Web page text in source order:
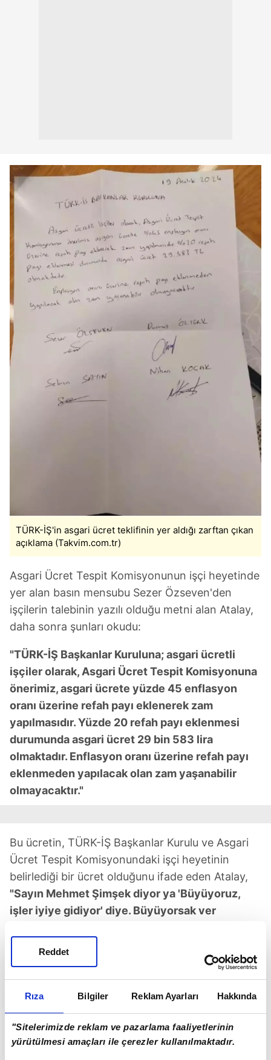
Rıza Bilgiler Reklam Ayarları Hakkında
"Sitelerimizde reklam ve pazarlama faaliyetlerinin
yürütülmesi amaçları ile çerezler kullanılmaktadır.
Reddet
TÜRK-İŞ'in asgari ücret teklifinin yer aldığı zarftan çıkan
açıklama (Takvim.com.tr)
Asgari Ücret Tespit Komisyonunun işçi heyetinde
yer alan basın mensubu Sezer Özseven'den
işçilerin talebinin yazılı olduğu metni alan Atalay,
daha sonra şunları okudu:
"TÜRK-İŞ Başkanlar Kuruluna; asgari ücretli
işçiler olarak, Asgari Ücret Tespit Komisyonuna
önerimiz, asgari ücrete yüzde 45 enflasyon
oranı üzerine refah payı eklenerek zam
yapılmasıdır. Yüzde 20 refah payı eklenmesi
durumunda asgari ücret 29 bin 583 lira
olmaktadır. Enflasyon oranı üzerine refah payı
eklenmeden yapılacak olan zam yaşanabilir
olmayacaktır."
Bu ücretin, TÜRK-İŞ Başkanlar Kurulu ve Asgari
Ücret Tespit Komisyonundaki işçi heyetinin
belirlediği bir ücret olduğunu ifade eden Atalay,
"Sayın Mehmet Şimşek diyor ya 'Büyüyoruz,
işler iyiye gidiyor' diye. Büyüyorsak ver
Atalay, şöyle devam etti:
"Bir sonraki toplantının tarihini bilmiyorum.
Rakam bu. Bunu verirlerse imza atarız,
vermezlerse imza atmayız, orada olmayız.
Görüşünü açıklaması gerekenler açıklamadı, biz
de mecbur kaldık, bunu size açıklıyoruz. Yani